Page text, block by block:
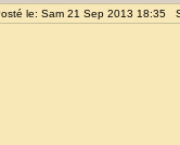
le: Sam 21 Sep 2013 18:35